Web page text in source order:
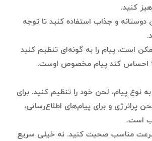
کنید.
دوستانه و جذاب استفاده کنید تا توجه
است، پیام را به گونه‌ای تنظیم کنید
نوع پیام، لحن خود را تنظیم کنید. برای
پرانرژی و برای پیام‌های اطلاع‌رسانی،
است.
مناسب صحبت کنید. نه خیلی سریع